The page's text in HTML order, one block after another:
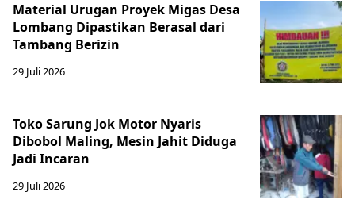
Material Urugan Proyek Migas Desa
Lombang Dipastikan Berasal dari
Tambang Berizin
29 Juli 2026
Toko Sarung Jok Motor Nyaris
Dibobol Maling, Mesin Jahit Diduga
Jadi Incaran
29 Juli 2026